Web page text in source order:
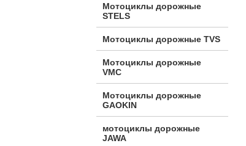
Мотоциклы дорожные
STELS
Мотоциклы дорожные TVS
Мотоциклы дорожные
VMC
Мотоциклы дорожные
GAOKIN
мотоциклы дорожные
JAWA